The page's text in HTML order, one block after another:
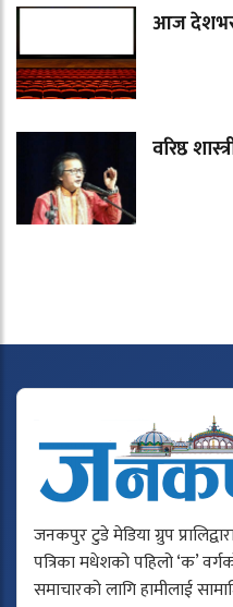
आज
वरिष्ठ
जनकपुर टुडे मेडिया ग्रुप
पत्रिका मधेशको पहिलो ‘क’
समाचारको लागि हामीलाई